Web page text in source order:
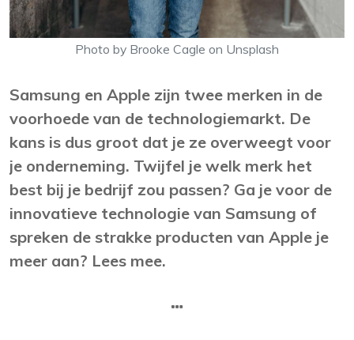
Photo by Brooke Cagle on Unsplash
Samsung en Apple zijn twee merken in de
voorhoede van de technologiemarkt. De
kans is dus groot dat je ze overweegt voor
je onderneming. Twijfel je welk merk het
best bij je bedrijf zou passen? Ga je voor de
innovatieve technologie van Samsung of
spreken de strakke producten van Apple je
meer aan? Lees mee.